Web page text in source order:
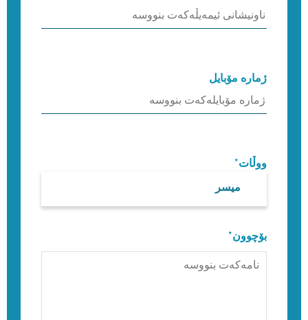
ژمارە مۆبایل
ووڵات*
میسر
بۆچوون*